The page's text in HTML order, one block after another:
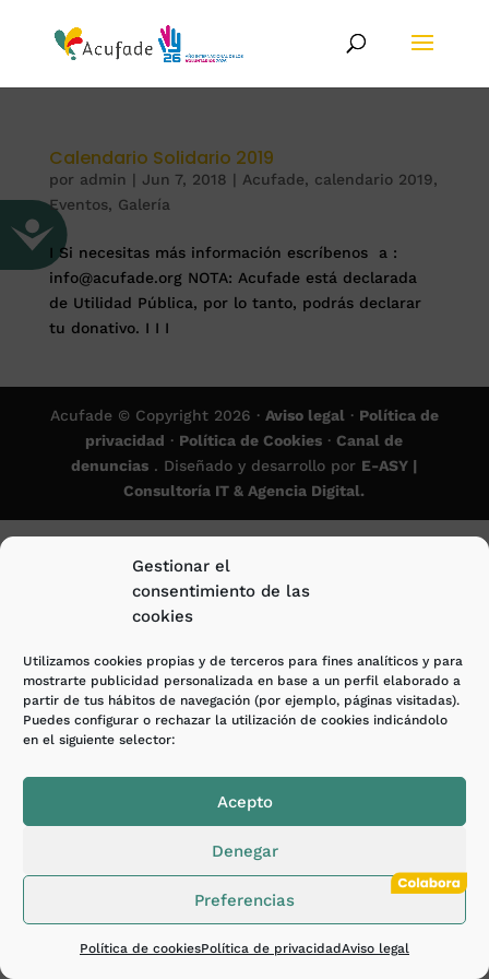
Gestionar el
consentimiento de las
cookies
Utilizamos cookies propias y de terceros para fines analíticos y para
mostrarte publicidad personalizada en base a un perfil elaborado a
partir de tus hábitos de navegación (por ejemplo, páginas visitadas).
Puedes configurar o rechazar la utilización de cookies indicándolo
en el siguiente selector:
Acepto
Denegar
Preferencias
Política de cookiesPolítica de privacidadAviso legal
Calendario Solidario 2019
por admin | Jun 7, 2018 | Acufade, calendario 2019,
Eventos, Galería
I Si necesitas más información escríbenos a :
info@acufade.org NOTA: Acufade está declarada
de Utilidad Pública, por lo tanto, podrás declarar
tu donativo. I I I
Acufade © Copyright 2026 · Aviso legal · Política de
privacidad · Política de Cookies ·Canal de
denuncias . Diseñado y desarrollo por E-ASY |
Consultoría IT & Agencia Digital.